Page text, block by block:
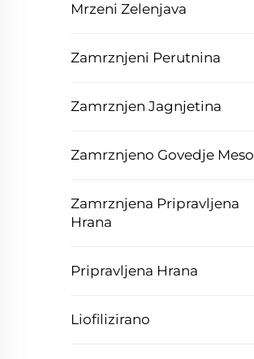
Mrzeni Zelenjava
Zamrznjeni Perutnina
Zamrznjen Jagnjetina
Zamrznjeno Govedje Meso
Zamrznjena Pripravljena
Hrana
Pripravljena Hrana
Liofilizirano